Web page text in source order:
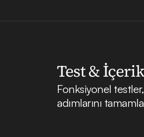
Test &
Fonksiyonel
adımlarını